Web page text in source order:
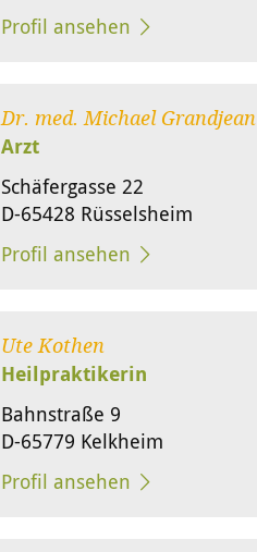
Profil ansehen
Dr. med. Michael Grandjean
Arzt
Schäfergasse 22
D-65428 Rüsselsheim
Profil ansehen
Ute Kothen
Heilpraktikerin
Bahnstraße 9
D-65779 Kelkheim
Profil ansehen